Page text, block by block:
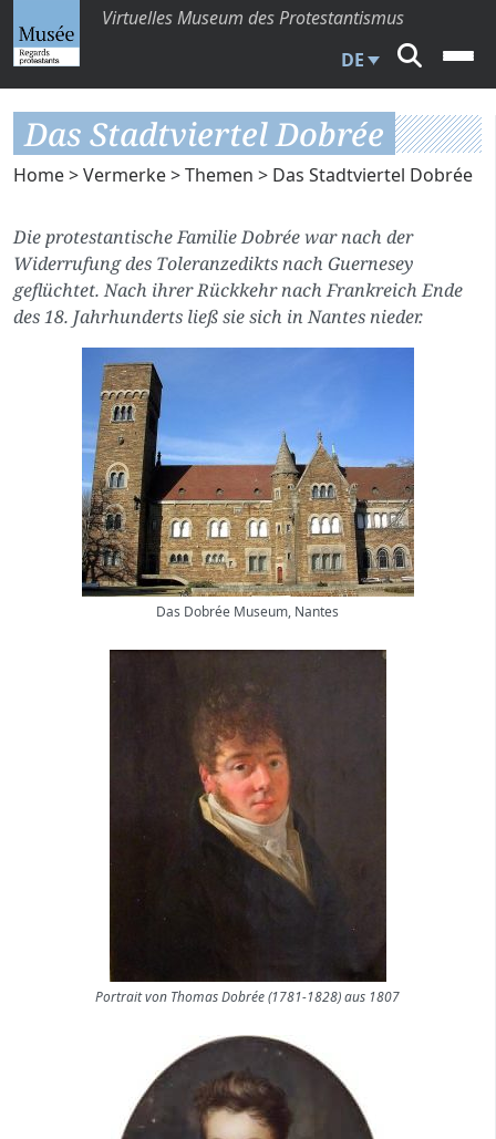
Virtuelles Museum des Protestantismus
DE
Das Stadtviertel Dobrée
Home>Vermerke>Themen > Das Stadtviertel Dobrée
Die protestantische Familie Dobrée war nach der
Widerrufung des Toleranzedikts nach Guernesey
geflüchtet. Nach ihrer Rückkehr nach Frankreich Ende
des 18. Jahrhunderts ließ sie sich in Nantes nieder.
Das Dobrée Museum, Nantes
Portrait von Thomas Dobrée (1781-1828) aus 1807